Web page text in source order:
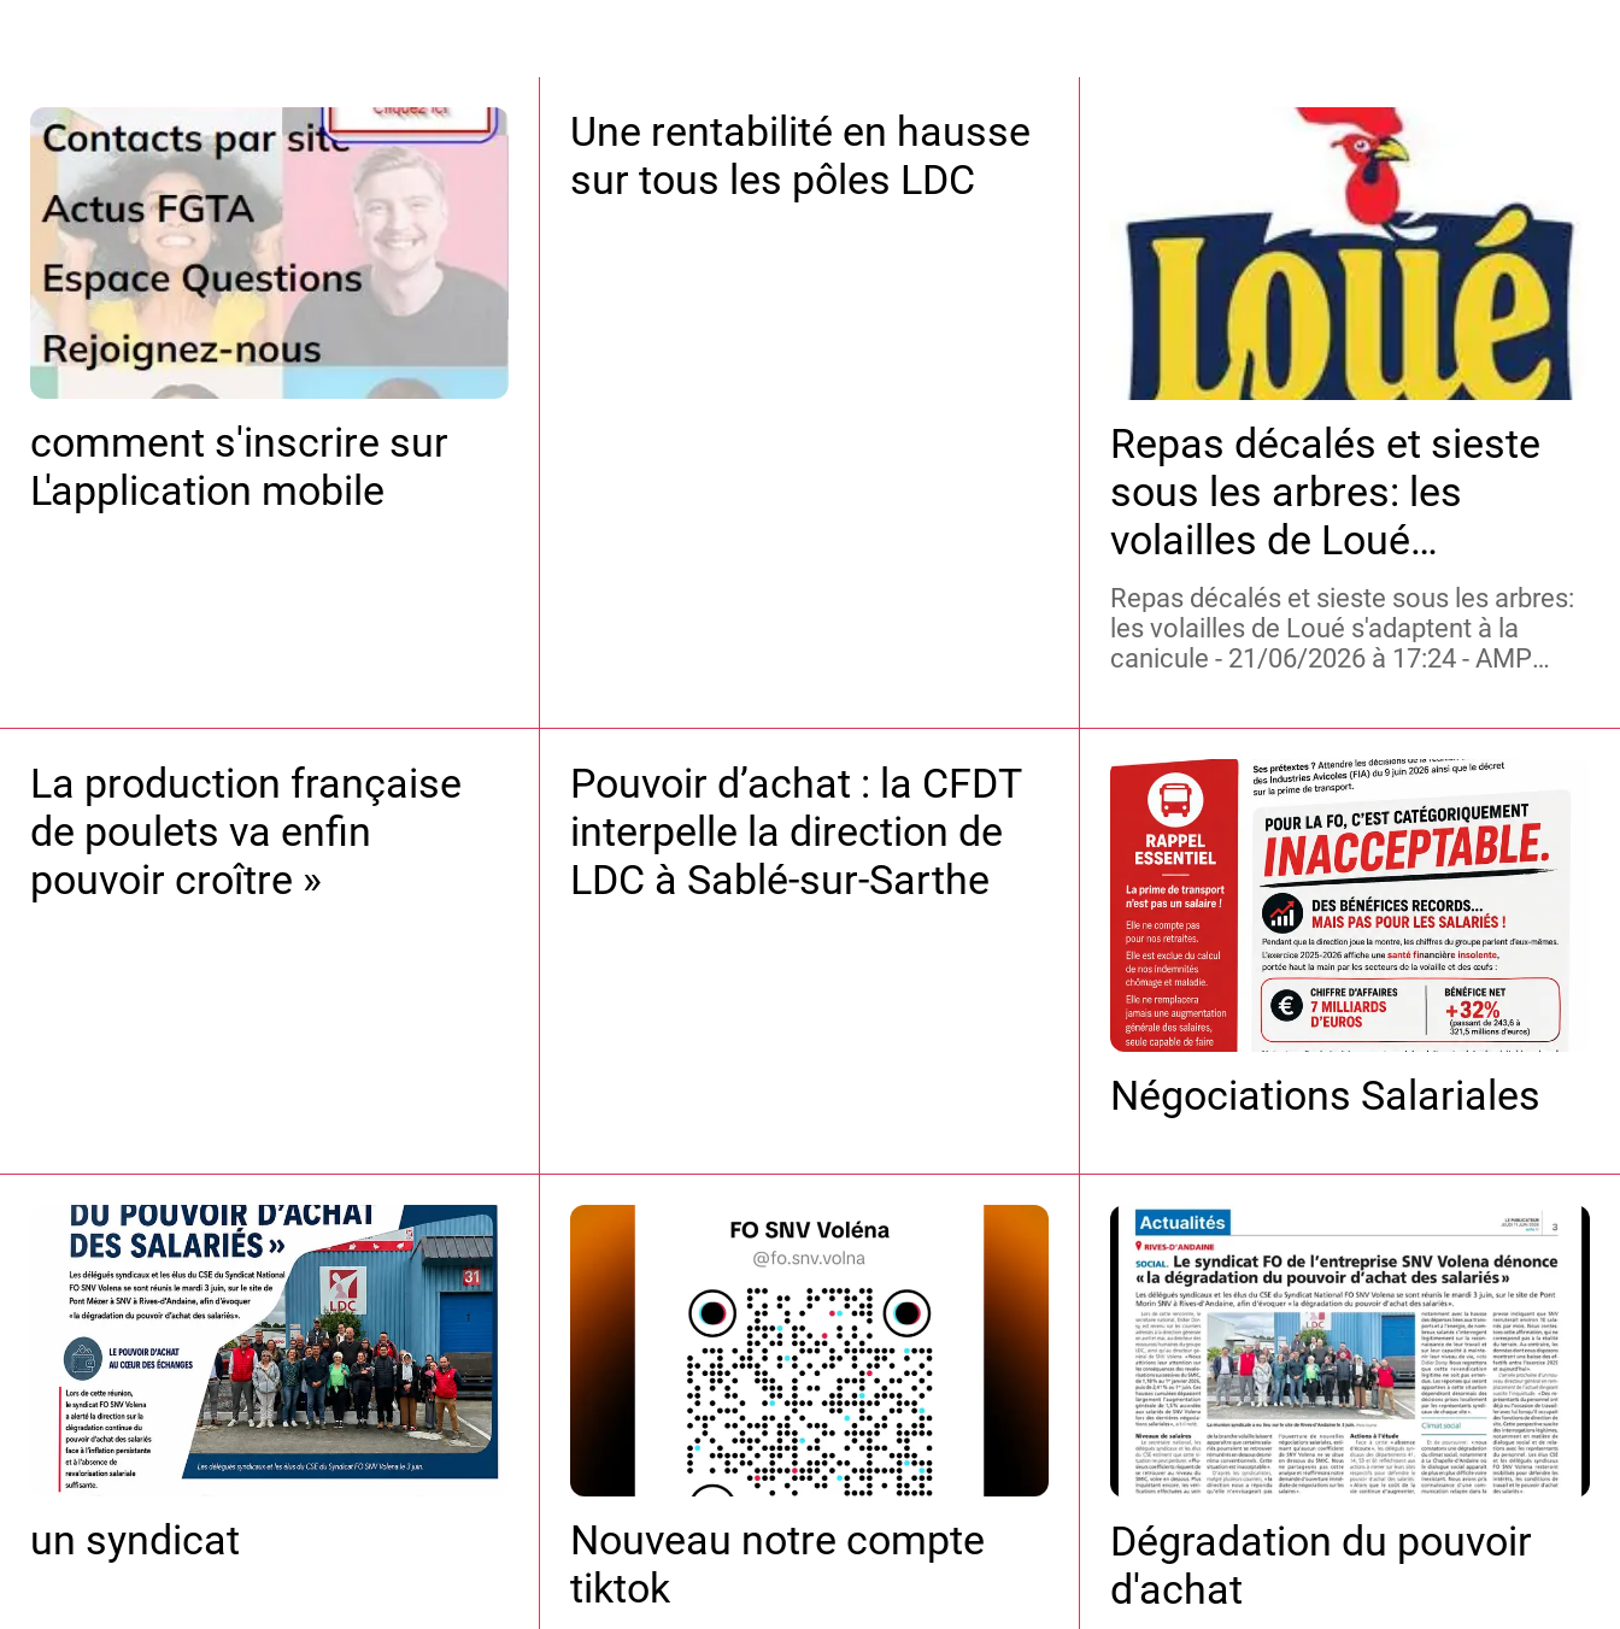
comment s'inscrire sur
L'application mobile
Une rentabilité en hausse
sur tous les pôles LDC
Repas décalés et sieste
sous les arbres: les
volailles de Loué
s'adaptent à la canicule
Repas décalés et sieste sous les arbres:
les volailles de Loué s'adaptent à la
canicule - 21/06/2026 à 17:24 - AMP
La production française
de poulets va enfin
pouvoir croître »
Pouvoir d’achat : la CFDT
interpelle la direction de
LDC à Sablé-sur-Sarthe
Négociations Salariales
un syndicat
Nouveau notre compte
tiktok
Dégradation du pouvoir
d'achat